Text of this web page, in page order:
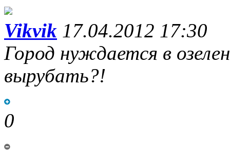
Vikvik 17.04.2012 17:30
Город нуждается в
вырубать?!
0